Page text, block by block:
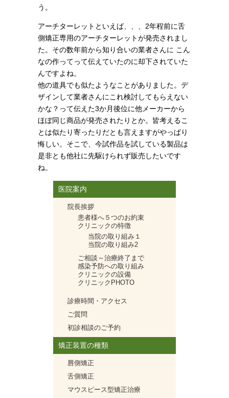
う。
アーチターレットといえば、、、2年程前に舌
側矯正専用のアーチターレットが発売されまし
た。その数年前から知り合いの業者さんに こん
なの作ってって伝えていたのに却下されていた
んですよね。
他の道具でも似たようなことがありました。デ
ザインして業者さんにこれ検討してもらえない
かな？って伝えた3か月後位に他メーカーから
ほぼ同じ商品が発売されたりとか。皆考えるこ
とは似たり寄ったりだとも言えますがやっぱり
悔しい。そこで、今試作品を試している製品は
是非とも他社に先駆けられず販売したいです
ね。
医院案内
院長挨拶
患者様へ５つのお約束
クリニックの特徴
当院の取り組み１
当院の取り組み2
ご相談～治療終了まで
感染予防への取り組み
クリニックの設備
クリニックPHOTO
診療時間・アクセス
ご質問
初診相談のご予約
矯正装置の種類
唇側矯正
舌側矯正
マウスピース型矯正治療